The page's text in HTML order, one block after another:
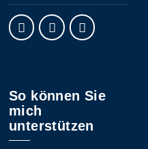
So können Sie
mich
unterstützen